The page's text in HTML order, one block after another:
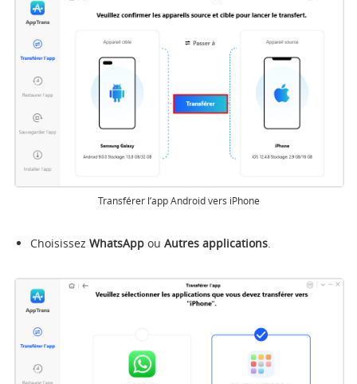
Transférer l’app Android vers iPhone
Choisissez WhatsAppou Autres applications.